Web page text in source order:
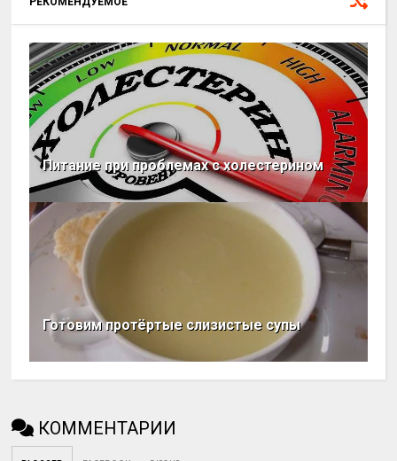
Питание при проблемах с холестерином
Готовим протёртые слизистые супы
КОММЕНТАРИИ